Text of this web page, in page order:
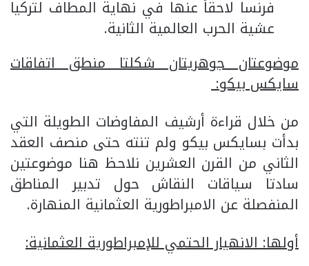
فرنسا لاحقاً عنها في نهاية المطاف لتركيا
عشية الحرب العالمية الثانية.
موضوعتان جوهريتان شكلتا منطق اتفاقات
سايكس بيكو:
من خلال قراءة أرشيف المفاوضات الطويلة التي
بدأت بسايكس بيكو ولم تنته حتى منصف العقد
الثاني من القرن العشرين نلاحظ هنا موضوعتين
سادتا سياقات النقاش حول تدبير المناطق
المنفصلة عن الامبراطورية العثمانية المنهارة.
أولها: الانهيار الحتمي للإمبراطورية العثمانية: